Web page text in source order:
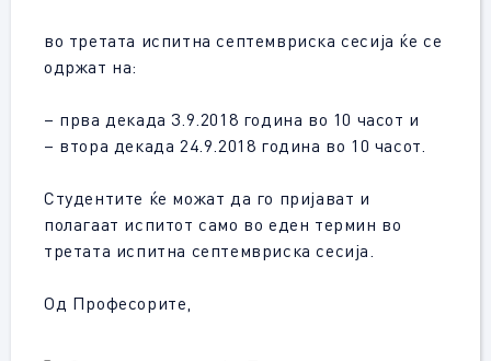
во третата испитна септемвриска сесија ќе се
одржат на:
– прва декада 3.9.2018 година во 10 часот и
– втора декада 24.9.2018 година во 10 часот.
Студентите ќе можат да го пријават и
полагаат испитот само во еден термин во
третата испитна септемвриска сесија.
Од Професорите,